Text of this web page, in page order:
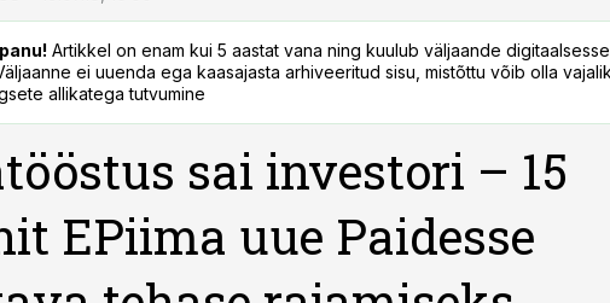
Artikkel on enam kui 5 aastat vana ning kuulub väljaande digitaalsesse
ei uuenda ega kaasajasta arhiveeritud sisu, mistõttu võib olla vajalik
allikatega tutvumine
sai investori – 15
EPiima uue Paidesse